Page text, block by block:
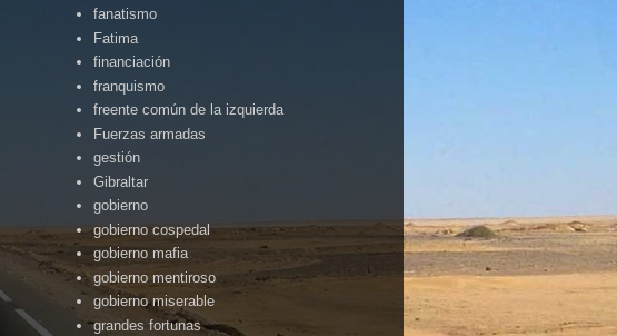
fanatismo
Fatima
financiación
franquismo
freente común de la izquierda
Fuerzas armadas
gestión
Gibraltar
gobierno
gobierno cospedal
gobierno mafia
gobierno mentiroso
gobierno miserable
grandes fortunas